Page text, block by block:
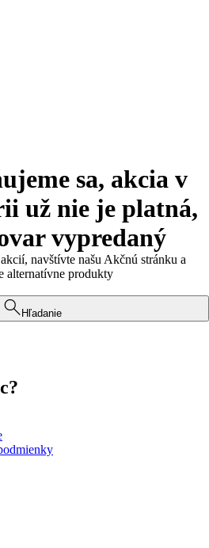
sa, akcia v
už nie je platná,
vypredaný
navštívte našu Akčnú stránku a
alternatívne produkty
Hľadanie